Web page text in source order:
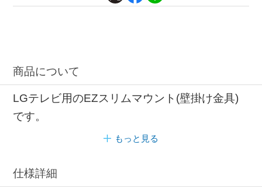
商品について
LGテレビ用のEZスリムマウント(壁掛け金具)
です。
もっと見る
仕様詳細